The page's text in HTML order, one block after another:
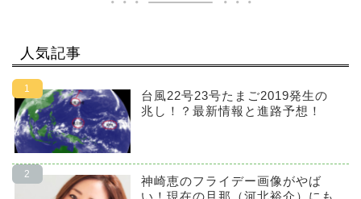
人気記事
台風22号23号たまご2019発生の
兆し！？最新情報と進路予想！
神崎恵のフライデー画像がやば